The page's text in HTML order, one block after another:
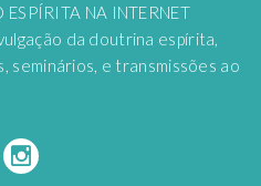
NA INTERNET
da doutrina espírita,
seminários, e transmissões ao